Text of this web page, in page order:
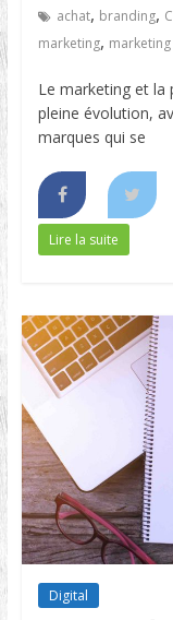
achat, branding,
marketing,
Le marketing et la
pleine évolution,
marques qui se
Lire la suite
Digital